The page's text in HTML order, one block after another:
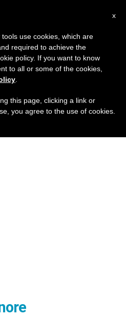
x
use cookies, which are
required to achieve the
policy. If you want to know
to all or some of the cookies,
this page, clicking a link or
you agree to the use of cookies.